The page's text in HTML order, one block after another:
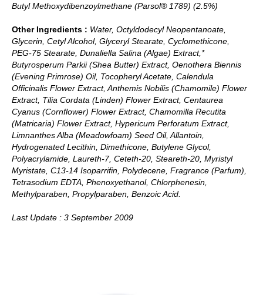
Butyl Methoxydibenzoylmethane (Parsol® 1789) (2.5%)
Other Ingredients : Water, Octyldodecyl Neopentanoate,
Glycerin, Cetyl Alcohol, Glyceryl Stearate, Cyclomethicone,
PEG-75 Stearate, Dunaliella Salina (Algae) Extract,*
Butyrosperum Parkii (Shea Butter) Extract, Oenothera Biennis
(Evening Primrose) Oil, Tocopheryl Acetate, Calendula
Officinalis Flower Extract, Anthemis Nobilis (Chamomile) Flower
Extract, Tilia Cordata (Linden) Flower Extract, Centaurea
Cyanus (Cornflower) Flower Extract, Chamomilla Recutita
(Matricaria) Flower Extract, Hypericum Perforatum Extract,
Limnanthes Alba (Meadowfoam) Seed Oil, Allantoin,
Hydrogenated Lecithin, Dimethicone, Butylene Glycol,
Polyacrylamide, Laureth-7, Ceteth-20, Steareth-20, Myristyl
Myristate, C13-14 Isoparrifin, Polydecene, Fragrance (Parfum),
Tetrasodium EDTA, Phenoxyethanol, Chlorphenesin,
Methylparaben, Propylparaben, Benzoic Acid.
Last Update : 3 September 2009